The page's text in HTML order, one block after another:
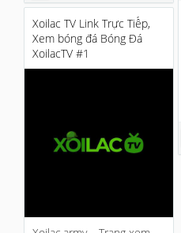
Xoilac TV Link Trực Tiếp,
Xem bóng đá Bóng Đá
XoilacTV #1